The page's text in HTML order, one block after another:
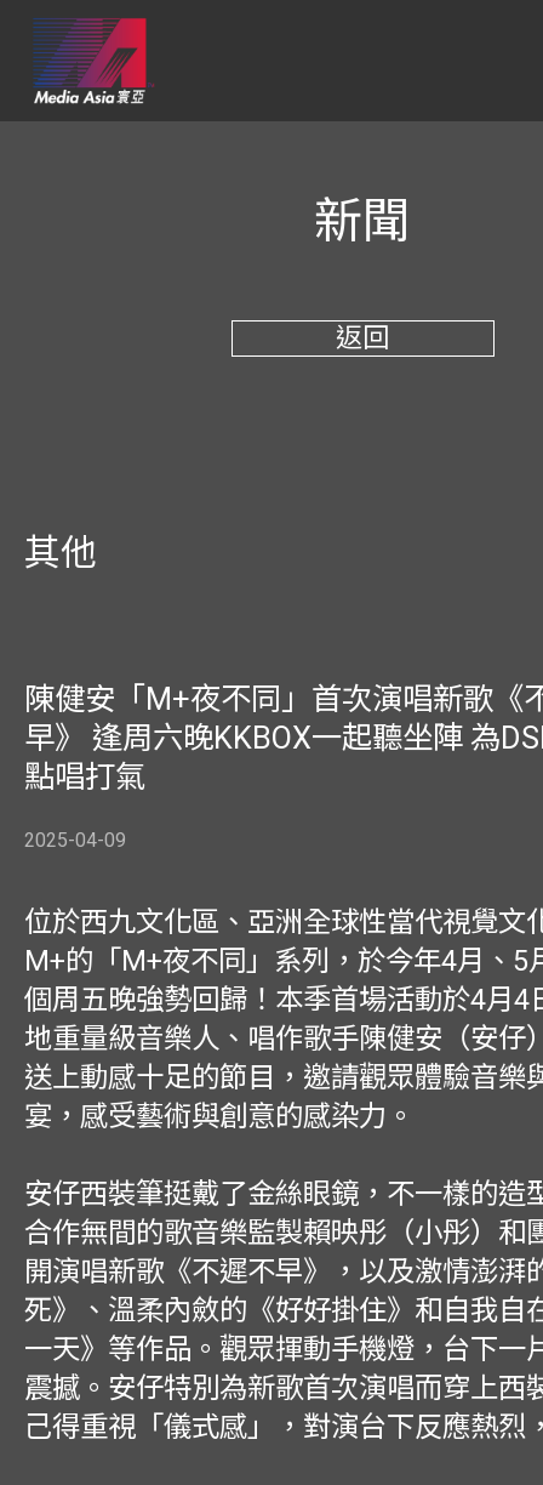
新聞
返回
其他
陳健安「M+夜不同」首次演唱新歌《
早》 逢周六晚KKBOX一起聽坐陣 為
點唱打氣
2025-04-09
位於西九文化區、亞洲全球性當代視覺文
M+的「M+夜不同」系列，於今年4月、5
個周五晚強勢回歸！本季首場活動於4月4
地重量級音樂人、唱作歌手陳健安（安仔
送上動感十足的節目，邀請觀眾體驗音樂
宴，感受藝術與創意的感染力。
安仔西裝筆挺戴了金絲眼鏡，不一樣的造
合作無間的歌音樂監製賴映彤（小彤）和
開演唱新歌《不遲不早》，以及激情澎湃
死》、溫柔內斂的《好好掛住》和自我自
一天》等作品。觀眾揮動手機燈，台下一
震撼。安仔特別為新歌首次演唱而穿上西
己得重視「儀式感」，對演台下反應熱烈